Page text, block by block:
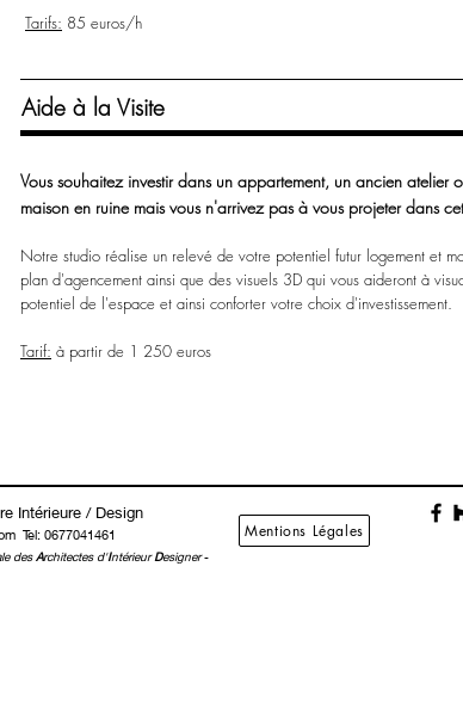
Tarifs: 85 euros/h
Aide à la Visite
Vous souhaitez investir dans un appartement, un ancien atelier
maison en ruine mais vous n'arrivez pas à vous projeter dans
Notre studio réalise un relevé de votre potentiel futur logement et
plan d'agencement ainsi que des visuels 3D qui vous aideront à
potentiel de l'espace et ainsi conforter votre choix d'investissement.
Tarif: à partir de 1 250 euros
Intérieure / Design
Tel: 0677041461
desArchitectes d'IntérieurDesigner-
Mentions Légales